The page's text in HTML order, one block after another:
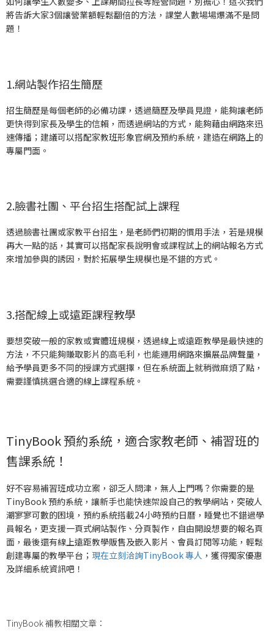
將告訴大家3個讓營業額輕鬆翻倍的方法，課堂人數場場爆滿不是問
題！
1.網站製作招生簡歷
招生簡歷是每個老師的必備功課，透過簡歷及學員見證，能夠讓老師
更快得到家長及學生的信賴，而透過網站的方式，能夠藉由網路來迅
速傳播；建議可以搭配家教班形象官網及預約系統，建造在網路上的
專屬門面。
2.臉書社團、平台招生搭配試上課程
透過臉書社團或家教平台招生，是老師們初期的慣用手法，若是規模
再大一點的話，其實可以搭配家長說明會或課程試上的網站報名方式
來增加參與的誘因，對於拓展學生規模也是不錯的方式。
3.搭配線上或遠距課程教學
要想突破一般的家教或實體班規模，透過線上或遠距教學是最快速的
方法，不只能夠賺取影片的高毛利，也能運用網路來擴展品牌聲量，
給予學員更多不同的授課方式選擇，但在系統面上就稍微麻煩了點，
需要謹慎挑選合適的線上課程系統。
TinyBook 預約系統，適合家教老師、補習班的
售課系統！
好不容易補習班成功立案，卻乏人問津，無人上門嗎？你需要的是
TinyBook 預約系統，讓新手也能快速架設自己的教學網站，突破人
潮寥寥可數的困境，預約系統搭載24小時預約日曆，睡覺也不錯過學
員報名，更支援一頁式網站製作、分頁製作，自由開設想要的報名頁
面，最後還有線上遠距教學販售及嵌入影片、會員訂閱等功能，輕鬆
創建專屬的教學平台； 現在立刻洽詢TinyBook 專人 ，獲得獨家優惠
及詳細系統資訊吧！
TinyBook 補教相關文章：